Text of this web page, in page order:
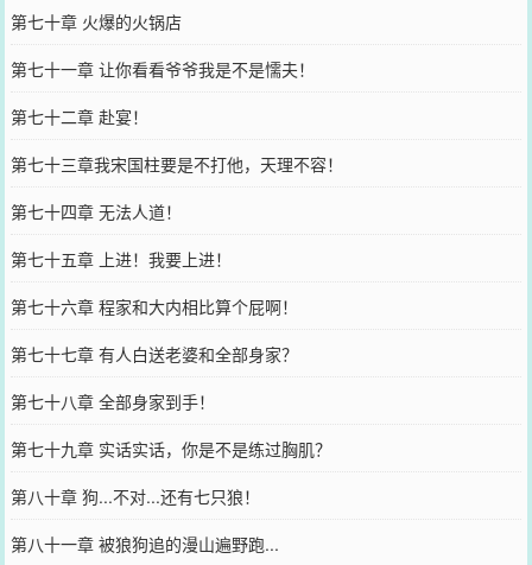
第七十章 火爆的火锅店
第七十一章 让你看看爷爷我是不是懦夫！
第七十二章 赴宴！
第七十三章我宋国柱要是不打他，天理不容！
第七十四章 无法人道！
第七十五章 上进！我要上进！
第七十六章 程家和大内相比算个屁啊！
第七十七章 有人白送老婆和全部身家？
第七十八章 全部身家到手！
第七十九章 实话实话，你是不是练过胸肌？
第八十章 狗...不对...还有七只狼！
第八十一章 被狼狗追的漫山遍野跑...